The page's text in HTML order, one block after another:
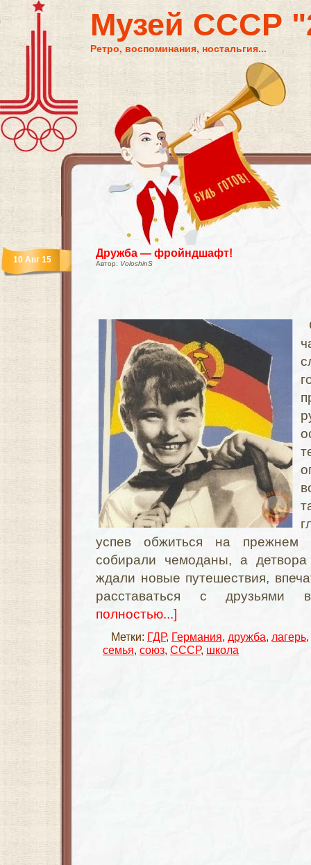
Музей СССР
Ретро, воспоминания, ностальгия...
Дружба — фройндшафт!
Автор: VoloshinS
10 Авг 15
успев обжиться на прежнем
собирали чемоданы, а
ждали новые путешествия,
расставаться с друзьями
полностью...]
Метки: ГДР, Германия, дружба, лагерь,
семья, союз, СССР, школа